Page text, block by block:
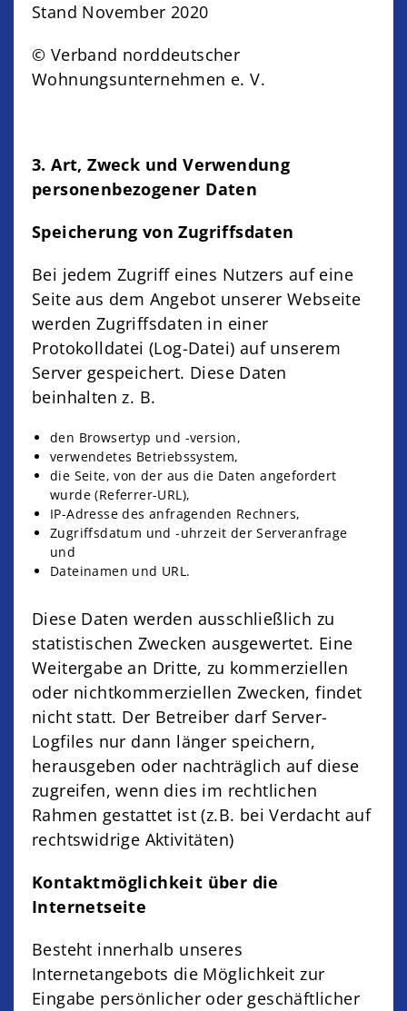
Stand November 2020
© Verband norddeutscher
Wohnungsunternehmen e. V.
3. Art, Zweck und Verwendung
personenbezogener Daten
Speicherung von Zugriffsdaten
Bei jedem Zugriff eines Nutzers auf eine
Seite aus dem Angebot unserer Webseite
werden Zugriffsdaten in einer
Protokolldatei (Log-Datei) auf unserem
Server gespeichert. Diese Daten
beinhalten z. B.
den Browsertyp und -version,
verwendetes Betriebssystem,
die Seite, von der aus die Daten angefordert
wurde (Referrer-URL),
IP-Adresse des anfragenden Rechners,
Zugriffsdatum und -uhrzeit der Serveranfrage
und
Dateinamen und URL.
Diese Daten werden ausschließlich zu
statistischen Zwecken ausgewertet. Eine
Weitergabe an Dritte, zu kommerziellen
oder nichtkommerziellen Zwecken, findet
nicht statt. Der Betreiber darf Server-
Logfiles nur dann länger speichern,
herausgeben oder nachträglich auf diese
zugreifen, wenn dies im rechtlichen
Rahmen gestattet ist (z.B. bei Verdacht auf
rechtswidrige Aktivitäten)
Kontaktmöglichkeit über die
Internetseite
Besteht innerhalb unseres
Internetangebots die Möglichkeit zur
Eingabe persönlicher oder geschäftlicher